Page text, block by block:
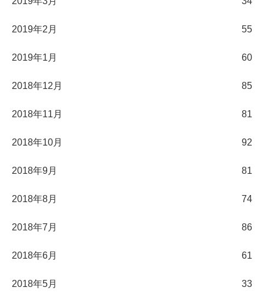
2019年2月 55
2019年1月 60
2018年12月 85
2018年11月 81
2018年10月 92
2018年9月 81
2018年8月 74
2018年7月 86
2018年6月 61
2018年5月 33